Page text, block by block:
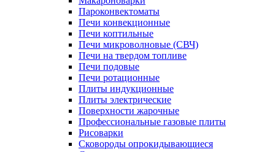
Пароконвектоматы
Печи конвекционные
Печи коптильные
Печи микроволновые (СВЧ)
Печи на твердом топливе
Печи подовые
Печи ротационные
Плиты индукционные
Плиты электрические
Поверхности жарочные
Профессиональные газовые плиты
Рисоварки
Сковороды опрокидывающиеся